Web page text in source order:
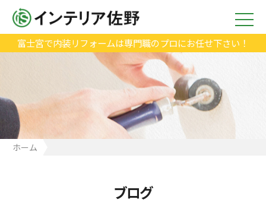
富士宮で内装リフォームは専門職のプロにお任せ下さい！
ホーム
ブログ